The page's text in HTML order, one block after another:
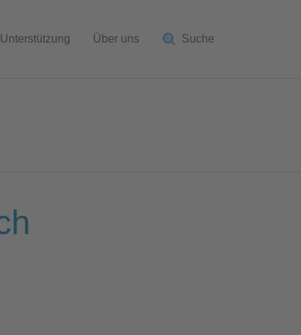
Unterstützung Über uns Suche